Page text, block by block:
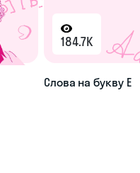
184.7K
Слова на букву Е